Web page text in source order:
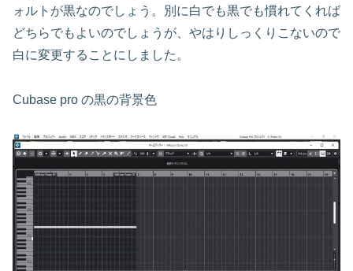
ォルトが黒なのでしょう。別に白でも黒でも慣れてくれば
どちらでもよいのでしょうが、やはりしっくりこないので
白に変更することにしました。
Cubase pro の黒の背景色